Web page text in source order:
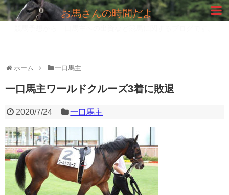
お馬さんの時間だよ
ホーム 一口馬主
一口馬主ワールドクルーズ3着に敗退
2020/7/24 一口馬主